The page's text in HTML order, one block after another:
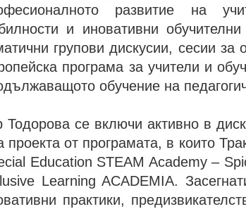
развитие на
и иновативни
групови дискусии, сесии за
програма за учители и
обучение на
Тодорова се включи активно в
проекта от програмата, в които
Education STEAM Academy –
Learning ACADEMIA.
практики,